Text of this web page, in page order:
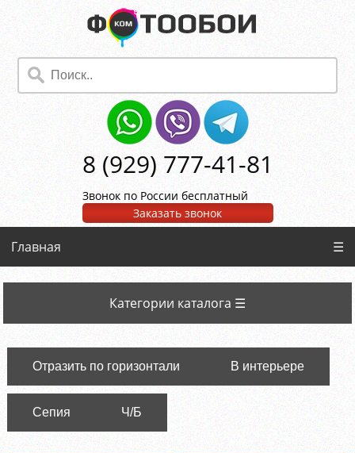
8 (929) 777-41-81
Звонок по России бесплатный
Заказать звонок
Главная ☰
Категории каталога ☰
Отразить по горизонтали В интерьере
Сепия Ч/Б